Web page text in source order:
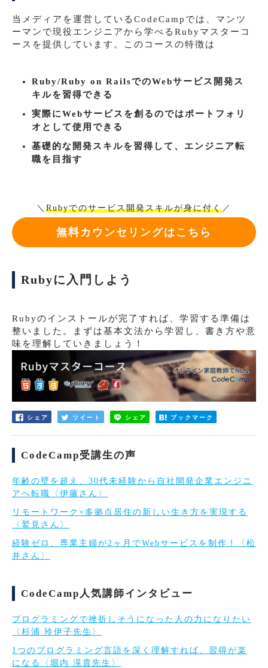
当メディアを運営しているCodeCampでは、マンツ
ーマンで現役エンジニアから学べるRubyマスターコ
ースを提供しています。このコースの特徴は
Ruby/Ruby on RailsでのWebサービス開発ス
キルを習得できる
実際にWebサービスを創るのではポートフォリ
オとして使用できる
基礎的な開発スキルを習得して、エンジニア転
職を目指す
＼ Rubyでのサービス開発スキルが身に付く／
無料カウンセリングはこちら
Rubyに入門しよう
Rubyのインストールが完了すれば、学習する準備は
整いました。まずは基本文法から学習し、書き方や意
味を理解していきましょう！
シェア ツイート シェア ブックマーク
CodeCamp受講生の声
年齢の壁を超え、30代未経験から自社開発企業エンジニ
アへ転職〈伊藤さん〉
リモートワーク×多拠点居住の新しい生き方を実現する
〈鷲見さん〉
経験ゼロ、専業主婦が2ヶ月でWebサービスを制作！〈松
井さん〉
CodeCamp人気講師インタビュー
プログラミングで挫折しそうになった人の力になりたい
〈杉浦 玲伊子先生〉
1つのプログラミング言語を深く理解すれば、習得が楽
になる〈堀内 滉貴先生〉